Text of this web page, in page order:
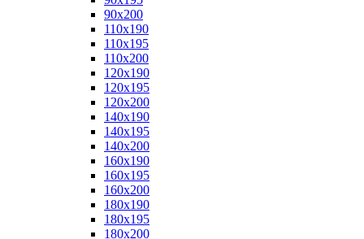
90x200
110x190
110x195
110x200
120x190
120x195
120x200
140x190
140x195
140x200
160x190
160x195
160x200
180x190
180x195
180x200